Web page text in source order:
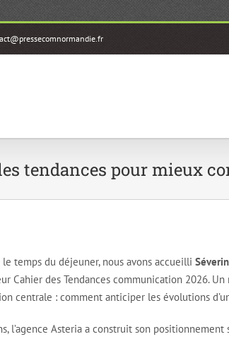
tendances pour mieux
temps du déjeuner, nous avons accueilli
Cahier des Tendances communication 2026.
centrale : comment anticiper les évolutions
l’agence Asteria a construit son